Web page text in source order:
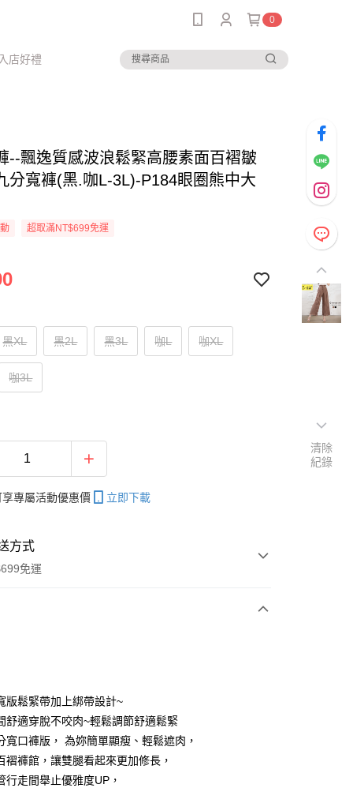
0
店好禮
--飄逸質感波浪鬆緊高腰素面百褶皺
分寬褲(黑.咖L-3L)-P184眼圈熊中大
超取滿NT$699免運
黑XL 黑2L 黑3L 咖L 咖XL
咖3L
專屬活動優惠價 立即下載
方式
免運
款
版鬆緊帶加上綁帶設計~
舒適穿脫不咬肉~輕鬆調節舒適鬆緊
寬口褲版， 為妳簡單顯瘦、輕鬆遮肉，
褶褲館，讓雙腿看起來更加修長，
行走間舉止優雅度UP，
清除
紀錄